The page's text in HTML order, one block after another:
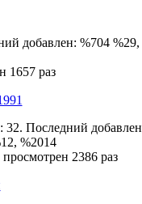
добавлен: %704 %29,
1657 раз
32. Последний
%2014
2386 раз